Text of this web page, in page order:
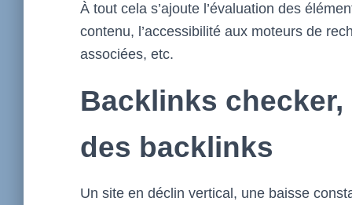
À tout cela s’ajoute l’évaluation des
contenu, l’accessibilité aux moteurs de
associées, etc.
Backlinks checker,
des backlinks
Un site en déclin vertical, une baisse